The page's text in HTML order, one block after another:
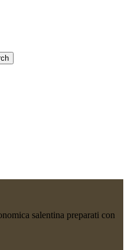
salentina preparati con